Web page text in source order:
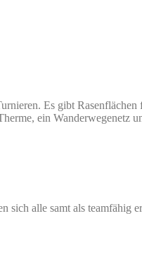
Es gibt
ein Wanderwegenetz
alle samt als teamfähig